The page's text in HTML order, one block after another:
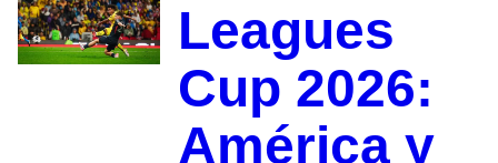
Leagues
Cup 2026:
América y